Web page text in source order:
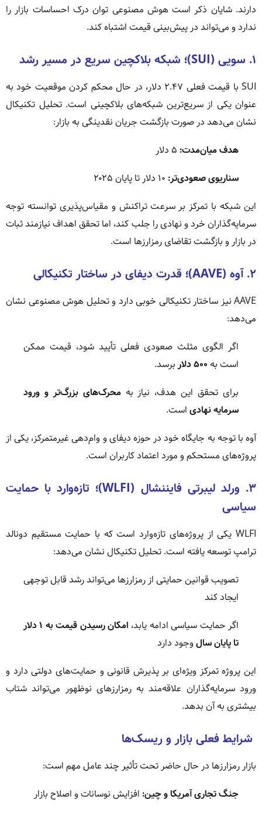
دارند. شایان ذکر است هوش مصنوعی توان درک احساسات بازار را
ندارد و می‌تواند در پیش‌بینی قیمت اشتباه کند.
۱. سویی (SUI)؛ شبکه بلاکچین سریع در مسیر رشد
SUI با قیمت فعلی ۲.۴۷ دلار، در حال محکم کردن موقعیت خود به
عنوان یکی از سریع‌ترین شبکه‌های بلاکچینی است. تحلیل تکنیکال
نشان می‌دهد در صورت بازگشت جریان نقدینگی به بازار:
هدف میان‌مدت:
سناریوی صعودی‌تر:
این شبکه با تمرکز بر سرعت تراکنش و مقیاس‌پذیری توانسته توجه
سرمایه‌گذاران خرد و نهادی را جلب کند، اما تحقق اهداف نیازمند ثبات
در بازار و بازگشت تقاضای رمزارزها است.
۲. آوه (AAVE)؛ قدرت دیفای در ساختار تکنیکالی
AAVE نیز ساختار تکنیکالی خوبی دارد و تحلیل هوش مصنوعی نشان
می‌دهد:
اگر الگوی مثلث صعودی فعلی تأیید شود، قیمت ممکن
است به ۵۰۰ دلار
برسد.
برای تحقق این هدف، نیاز بهمحرک‌های بزرگ‌تر و ورود
سرمایه نهادی است.
آوه با توجه به جایگاه خود در حوزه دیفای و وام‌دهی غیرمتمرکز، یکی از
پروژه‌های مستحکم و مورد اعتماد کاربران است.
۳. ورلد لیبرتی فایننشال (WLFI)؛ تازه‌وارد با حمایت
سیاسی
WLFI یکی از پروژه‌های تازه‌وارد است که با حمایت مستقیم دونالد
ترامپ توسعه یافته است. تحلیل تکنیکال نشان می‌دهد:
تصویب قوانین حمایتی از رمزارزها می‌تواند رشد قابل توجهی
ایجاد کند
اگر حمایت سیاسی ادامه یابد،
امکان رسیدن قیمت به ۱ دلار
تا پایان سال وجود دارد
این پروژه تمرکز ویژه‌ای بر پذیرش قانونی و حمایت‌های دولتی دارد و
ورود سرمایه‌گذاران علاقه‌مند به رمزارزهای نوظهور می‌تواند شتاب
بیشتری به آن بدهد.
شرایط فعلی بازار و ریسک‌ها
بازار رمزارزها در حال حاضر تحت تأثیر چند عامل مهم است:
جنگ تجاری آمریکا و چین: افزایش نوسانات و اصلاح بازار